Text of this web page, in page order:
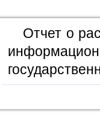
Отчет о